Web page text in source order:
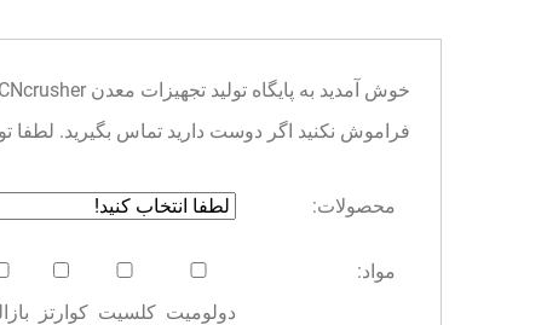
فراموش نکنید اگر دوست دارید تماس بگیرید. لطفا
محصولات:
مواد:
دولومیت کلسیت کوارتز